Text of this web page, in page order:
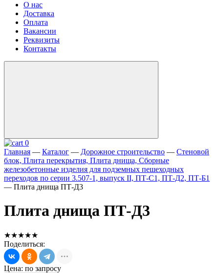
О нас
Доставка
Оплата
Вакансии
Реквизиты
Контакты
0
Главная — Каталог — Дорожное строительство — Стеновой
блок, Плита перекрытия, Плита днища, Сборные
железобетонные изделия для подземных пешеходных
переходов по серии 3.507-1, выпуск II, ПТ-С1, ПТ-Д2, ПТ-Б1
— Плита днища ПТ-Д3
Плита днища ПТ-Д3
★★★★★
Поделиться:
Цена: по запросу